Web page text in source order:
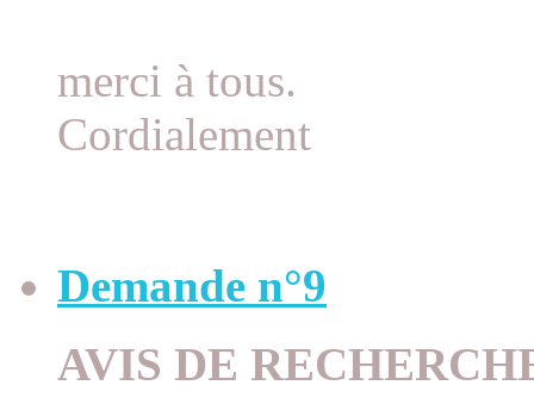
merci à tous.
Cordialement
Demande n°9
AVIS DE